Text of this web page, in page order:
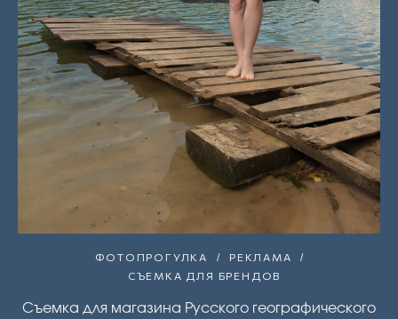
ФОТОПРОГУЛКА
РЕКЛАМА
СЪЕМКА ДЛЯ БРЕНДОВ
Съемка для магазина Русского географического